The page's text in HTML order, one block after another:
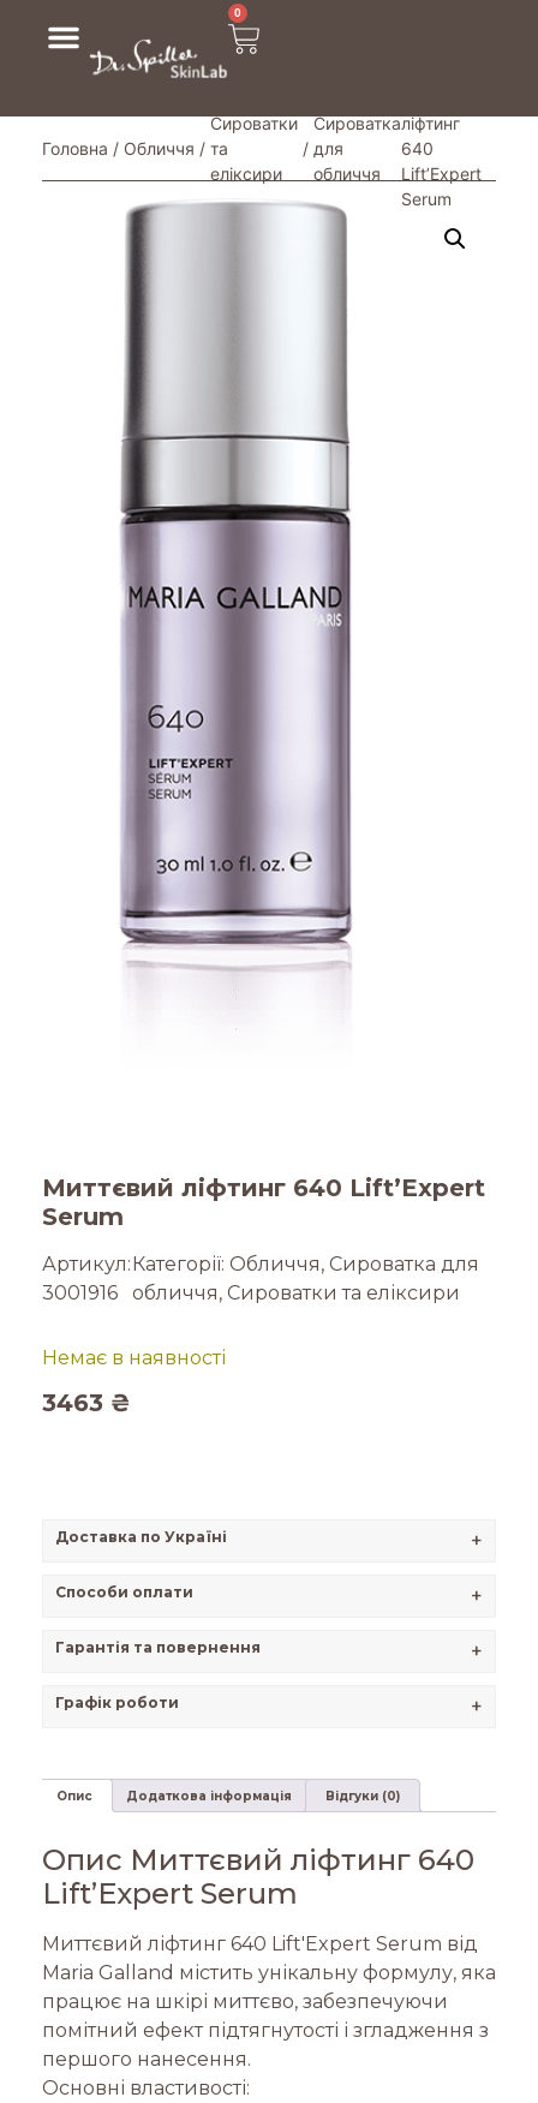
0
Головна / Обличчя /
Сироватки
та
еліксири
/
Сироватка
для
обличчя
ліфтинг
640
Lift’Expert
Serum
Миттєвий ліфтинг 640 Lift’Expert
Serum
3463 ₴
Немає в наявності
Артикул:
3001916
Категорії:Обличчя,Сироватка для
обличчя,Сироватки та еліксири
Доставка по Україні +
Способи оплати +
Гарантія та повернення +
Графік роботи +
Опис Додаткова інформація Відгуки (0)
Опис Миттєвий ліфтинг 640
Lift’Expert Serum
Миттєвий ліфтинг 640 Lift'Expert Serum від
Maria Galland містить унікальну формулу, яка
працює на шкірі миттєво, забезпечуючи
помітний ефект підтягнутості і згладження з
першого нанесення.
Основні властивості: